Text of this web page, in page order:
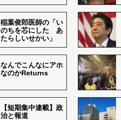
稲葉俊郎医師の「い
のちを芯にした あ
たらしいせかい」
なんでこんなにアホ
なのかReturns
【短期集中連載】政
治と報道